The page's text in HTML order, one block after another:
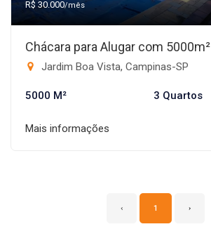
R$ 30.000/mês
Chácara para Alugar com 5000m²
Jardim Boa Vista, Campinas-SP
5000 M² 3 Quartos
Mais informações
‹ 1 ›